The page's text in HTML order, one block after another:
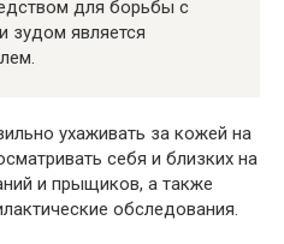
для борьбы с
является
ухаживать за кожей на
себя и близких на
и прыщиков, а также
обследования.